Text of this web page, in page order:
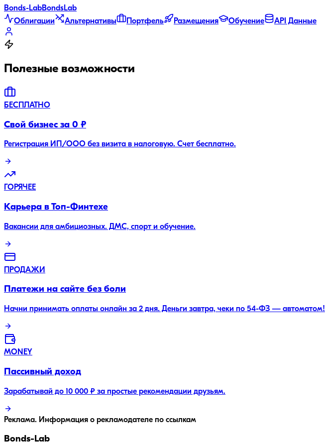
Bonds-LabBondsLab
Облигации
Альтернативы Портфель Размещения Обучение API Данные
Полезные возможности
БЕСПЛАТНО
Свой бизнес за 0 ₽
Регистрация ИП/ООО без визита в налоговую. Счет бесплатно.
ГОРЯЧЕЕ
Карьера в Топ-Финтехе
Вакансии для амбициозных. ДМС, спорт и обучение.
ПРОДАЖИ
Платежи на сайте без боли
Начни принимать оплаты онлайн за 2 дня. Деньги завтра, чеки по 54-ФЗ — автоматом!
MONEY
Пассивный доход
Зарабатывай до 10 000 ₽ за простые рекомендации друзьям.
Реклама. Информация о рекламодателе по ссылкам
Bonds-Lab